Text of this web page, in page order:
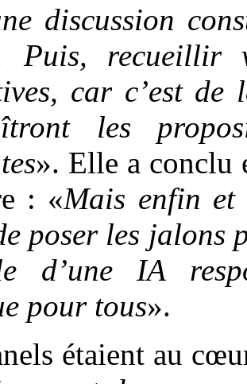
discussion
Puis, recueillir
car c’est
les
». Elle a conclu
: «Mais enfin et
poser les jalons
d’une IA
pour tous».
étaient au